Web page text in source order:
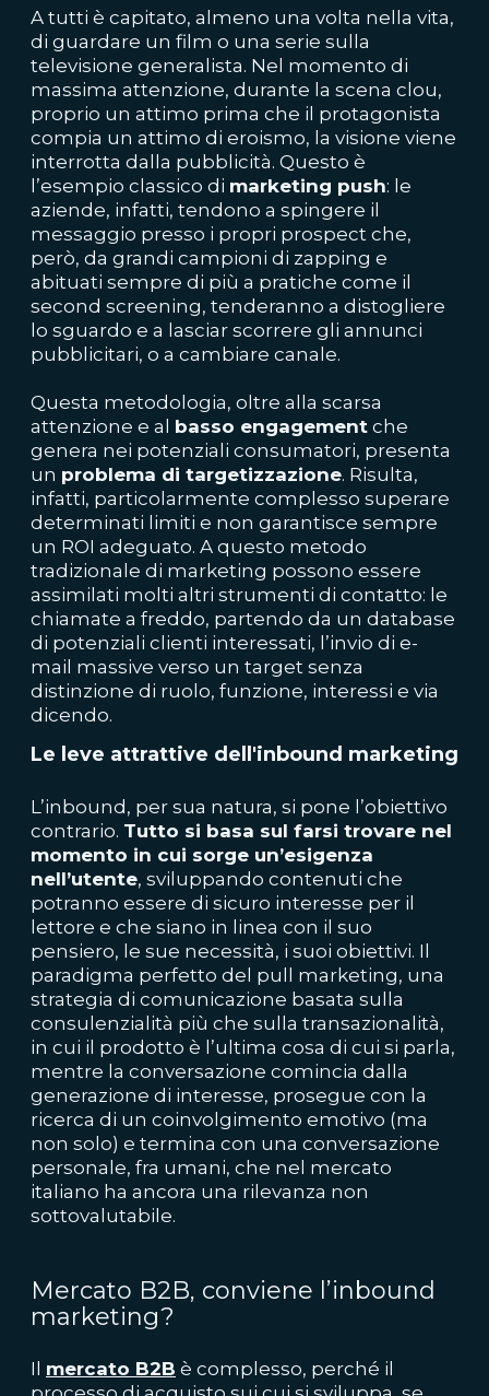
A tutti è capitato, almeno una volta nella vita,
di guardare un film o una serie sulla
televisione generalista. Nel momento di
massima attenzione, durante la scena clou,
proprio un attimo prima che il protagonista
compia un attimo di eroismo, la visione viene
interrotta dalla pubblicità. Questo è
l’esempio classico di marketing push: le
aziende, infatti, tendono a spingere il
messaggio presso i propri prospect che,
però, da grandi campioni di zapping e
abituati sempre di più a pratiche come il
second screening, tenderanno a distogliere
lo sguardo e a lasciar scorrere gli annunci
pubblicitari, o a cambiare canale.
Questa metodologia, oltre alla scarsa
attenzione e al basso engagement che
genera nei potenziali consumatori, presenta
un problema di targetizzazione. Risulta,
infatti, particolarmente complesso superare
determinati limiti e non garantisce sempre
un ROI adeguato. A questo metodo
tradizionale di marketing possono essere
assimilati molti altri strumenti di contatto: le
chiamate a freddo, partendo da un database
di potenziali clienti interessati, l’invio di e-
mail massive verso un target senza
distinzione di ruolo, funzione, interessi e via
dicendo.
Le leve attrattive dell'inbound marketing
L’inbound, per sua natura, si pone l’obiettivo
contrario. Tutto si basa sul farsi trovare nel
momento in cui sorge un’esigenza
nell’utente, sviluppando contenuti che
potranno essere di sicuro interesse per il
lettore e che siano in linea con il suo
pensiero, le sue necessità, i suoi obiettivi. Il
paradigma perfetto del pull marketing, una
strategia di comunicazione basata sulla
consulenzialità più che sulla transazionalità,
in cui il prodotto è l’ultima cosa di cui si parla,
mentre la conversazione comincia dalla
generazione di interesse, prosegue con la
ricerca di un coinvolgimento emotivo (ma
non solo) e termina con una conversazione
personale, fra umani, che nel mercato
italiano ha ancora una rilevanza non
sottovalutabile.
Mercato B2B, conviene l’inbound
marketing?
Il mercato B2B è complesso, perché il